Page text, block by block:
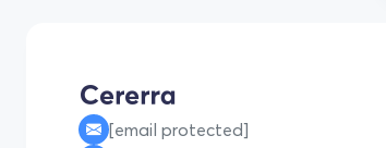
[email protected]